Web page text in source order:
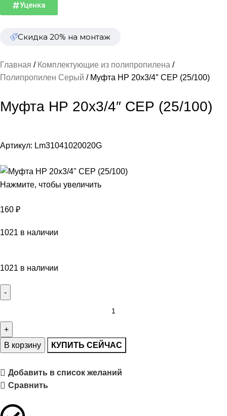
Уценка
Скидка 20% на монтаж
Главная
Комплектующие из полипропилена
Полипропилен Серый
Муфта НР 20х3/4″ СЕР (25/100)
Муфта НР 20х3/4″ СЕР (25/100)
Артикул: Lm31041020020G
Нажмите, чтобы увеличить
160 ₽
1021 в наличии
1021 в наличии
В корзину КУПИТЬ СЕЙЧАС
Добавить в список желаний
Сравнить